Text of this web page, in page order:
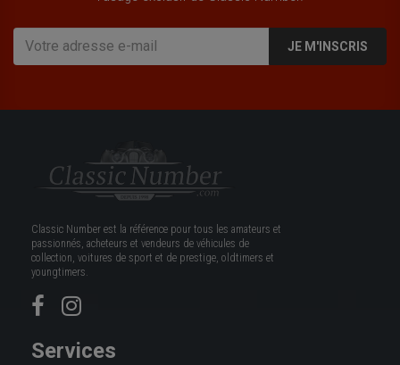
JE M'INSCRIS
Classic Number est la référence pour tous les amateurs et
passionnés, acheteurs et vendeurs de véhicules de
collection, voitures de sport et de prestige, oldtimers et
youngtimers.
Services